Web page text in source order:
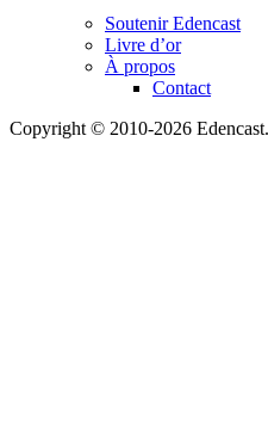
Soutenir Edencast
Livre d’or
À propos
Contact
Copyright © 2010-2026